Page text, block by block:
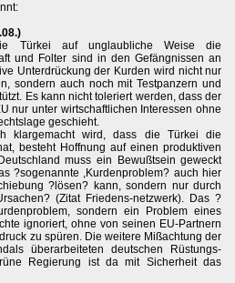
Türkei auf unglaubliche Weise die
und Folter sind in den Gefängnissen an
Unterdrückung der Kurden wird nicht nur
sondern auch noch mit Testpanzern und
Es kann nicht toleriert werden, dass der
nur unter wirtschaftlichen Interessen ohne
geschieht.
klargemacht wird, dass die Türkei die
besteht Hoffnung auf einen produktiven
muss ein Bewußtsein geweckt
?sogenannte ,Kurdenproblem? auch hier
?lösen? kann, sondern nur durch
(Zitat Friedens-netzwerk). Das ?
sondern ein Problem eines
ignoriert, ohne von seinen EU-Partnern
zu spüren. Die weitere Mißachtung der
überarbeiteten deutschen Rüstungs-
Regierung ist da mit Sicherheit das